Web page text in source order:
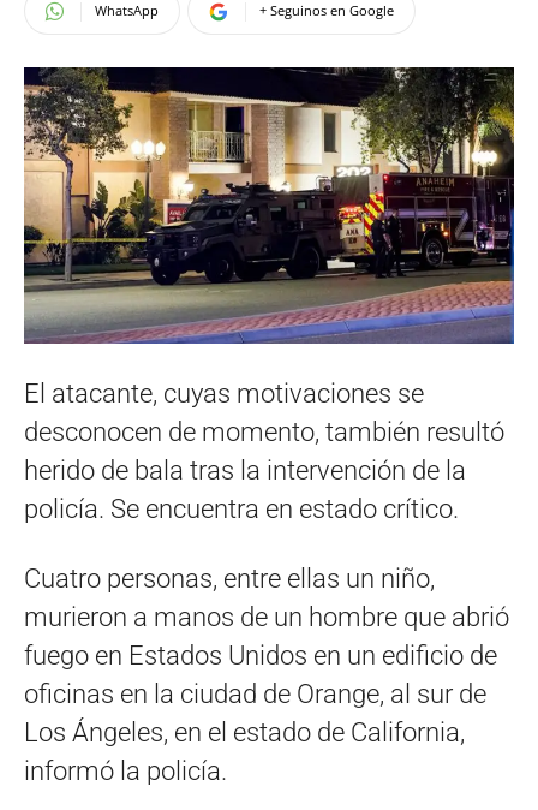
WhatsApp + Seguinos en Google
El atacante, cuyas motivaciones se
desconocen de momento, también resultó
herido de bala tras la intervención de la
policía. Se encuentra en estado crítico.
Cuatro personas, entre ellas un niño,
murieron a manos de un hombre que abrió
fuego en Estados Unidos en un edificio de
oficinas en la ciudad de Orange, al sur de
Los Ángeles, en el estado de California,
informó la policía.